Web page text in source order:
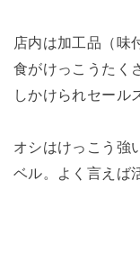
店内は加工品（味
食がけっこうたく
しかけられセール
オシはけっこう強
ベル。よく言えば